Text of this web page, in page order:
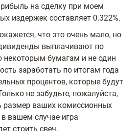
на сделку при моем
издержек составляет 0.322%.
что это очень мало, но
выплачивают по
некоторым бумагам и не один
заработать по итогам года
процентов, которые будут
не забудьте, пожалуйста,
размер ваших комиссионных
вашем случае игра
стоить свеч.